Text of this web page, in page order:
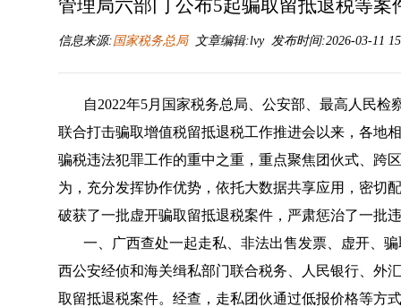
管理局六部门 公布5起骗取留抵退税等案
信息来源:国家税务总局文章编辑:lvy 发布时间:2026-03-11
自2022年5月国家税务总局、公安部、最高人民
联合打击骗取增值税留抵退税工作推进会以来，各地
骗税违法犯罪工作的重中之重，重点聚焦团伙式、跨
为，充分发挥协作优势，依托大数据共享应用，密切
破获了一批虚开骗取留抵退税案件，严肃惩治了一批
一、广西查处一起走私、非法出售发票、虚开、
西公安经侦和海关缉私部门联合税务、人民银行、外
取留抵退税案件。经查，走私团伙通过低报价格等方